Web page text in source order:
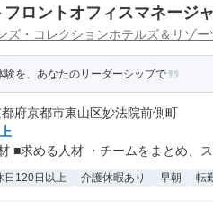
フロントオフィスマネージ
ズ・コレクションホテルズ＆リゾ
験を、あなたのリーダーシップで
府京都市東山区妙法院前側町
■求める人材 ・チームをまとめ、
日120日以上 介護休暇あり 早朝 転